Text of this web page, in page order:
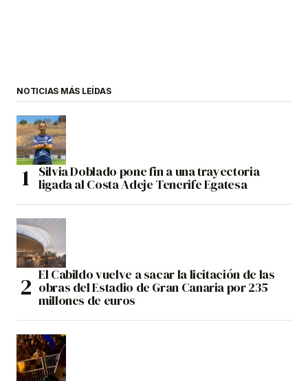
NOTICIAS MÁS LEÍDAS
Silvia Doblado pone fin a una trayectoria
ligada al Costa Adeje Tenerife Egatesa
El Cabildo vuelve a sacar la licitación de las
obras del Estadio de Gran Canaria por 235
millones de euros